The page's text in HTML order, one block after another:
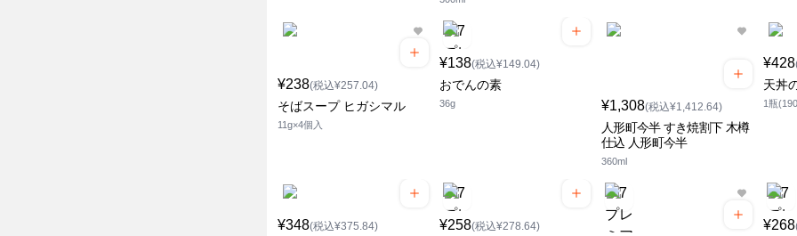
¥238(税込¥257.04)
そばスープ ヒガシマル
11g×4個入
¥138(税込¥149.04)
おでんの素
36g ¥1,308(税込¥1,412.64)
人形町今半 すき焼割下 木樽
仕込 人形町今半
360ml
¥428
天丼
1瓶
¥348(税込¥375.84) ¥258(税込¥278.64) ¥268